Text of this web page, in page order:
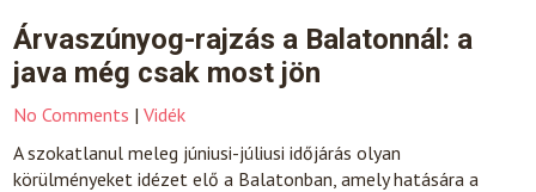
Árvaszúnyog-rajzás a Balatonnál: a
java még csak most jön
No Comments |Vidék
A szokatlanul meleg júniusi-júliusi időjárás olyan
körülményeket idézet elő a Balatonban, amely hatására a